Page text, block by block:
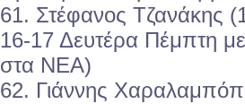
61. Στέφανος Τζανάκης
16-17 Δευτέρα Πέμπτη
στα ΝΕΑ)
62. Γιάννης